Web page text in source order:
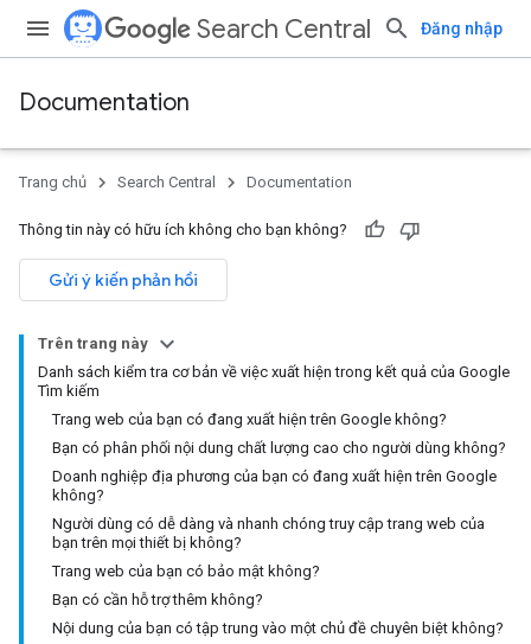
Search Central Đăng nhập
Documentation
Trang chủ Search Central Documentation
Thông tin này có hữu ích không cho bạn không?
Gửi ý kiến phản hồi
Trên trang này
Danh sách kiểm tra cơ bản về việc xuất hiện trong kết quả của Google
Tìm kiếm
Trang web của bạn có đang xuất hiện trên Google không?
Bạn có phân phối nội dung chất lượng cao cho người dùng không?
Doanh nghiệp địa phương của bạn có đang xuất hiện trên Google
không?
Người dùng có dễ dàng và nhanh chóng truy cập trang web của
bạn trên mọi thiết bị không?
Trang web của bạn có bảo mật không?
Bạn có cần hỗ trợ thêm không?
Nội dung của bạn có tập trung vào một chủ đề chuyên biệt không?